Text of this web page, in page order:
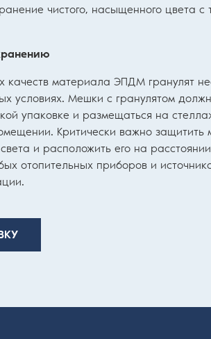
чистого, насыщенного цвета с
качеств материала ЭПДМ гранулят
условиях. Мешки с гранулятом
упаковке и размещаться на
Критически важно защитить
и расположить его на
отопительных приборов и